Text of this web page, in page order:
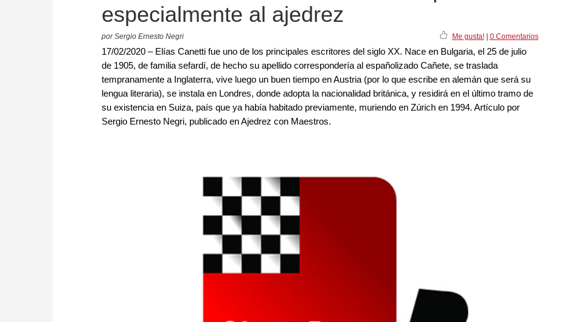
especialmente al ajedrez
por Sergio Ernesto Negri Me gusta!| 0 Comentarios
17/02/2020 – Elías Canetti fue uno de los principales escritores del siglo XX. Nace en Bulgaria, el 25 de julio
de 1905, de familia sefardí, de hecho su apellido correspondería al españolizado Cañete, se traslada
tempranamente a Inglaterra, vive luego un buen tiempo en Austria (por lo que escribe en alemán que será su
lengua literaria), se instala en Londres, donde adopta la nacionalidad británica, y residirá en el último tramo de
su existencia en Suiza, país que ya había habitado previamente, muriendo en Zúrich en 1994. Artículo por
Sergio Ernesto Negri, publicado en Ajedrez con Maestros.